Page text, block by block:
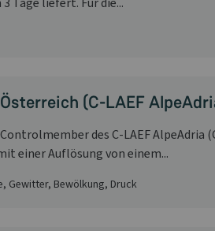
(C-LAEF
des C-LAEF
einer Auflösung von einem...
Gewitter, Bewölkung, Druck